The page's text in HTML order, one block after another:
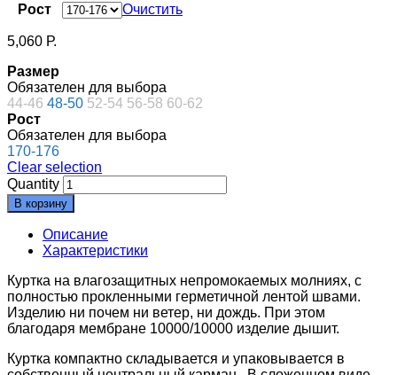
Рост
Очистить
5,060 Р.
Размер
Обязателен для выбора
44-46 48-50 52-54 56-58 60-62
Рост
Обязателен для выбора
170-176
Clear selection
Quantity
В корзину
Описание
Характеристики
Куртка на влагозащитных непромокаемых молниях, с
полностью прокленными герметичной лентой швами.
Изделию ни почем ни ветер, ни дождь. При этом
благодаря мембране 10000/10000 изделие дышит.
Куртка компактно складывается и упаковывается в